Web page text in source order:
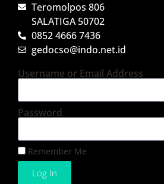
Teromolpos 806
SALATIGA 50702
0852 4666 7436
gedocso@indo.net.id
Username or Email Address
Password
Remember Me
Log In